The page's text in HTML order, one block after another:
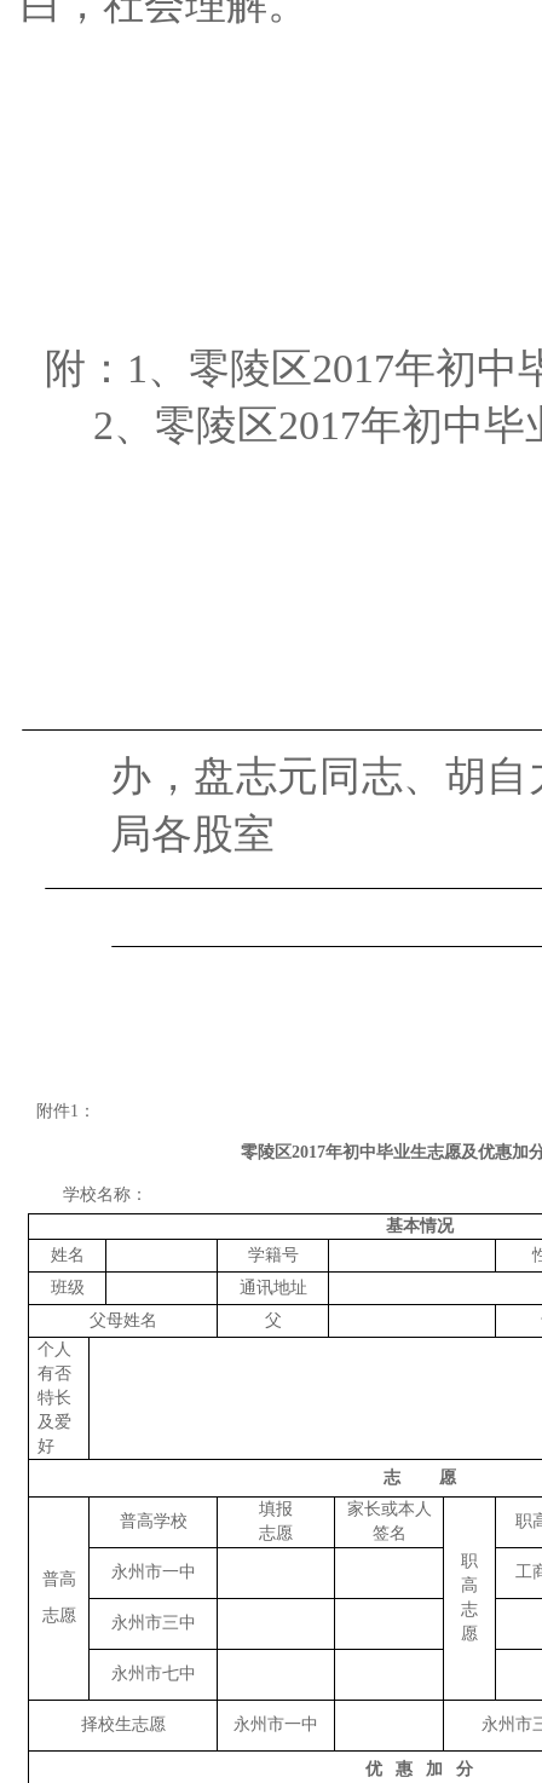
附： 1 、零陵区2017年初中
2、零陵区2017年初中毕
办，盘志元同志、胡
局各股室
附件1 ：
零陵区2017年初中毕业生志愿及优惠加
学校名称：
基本情况
姓名
学籍号
班级
通讯地址
父母姓名
父
个人
有否
特长
及爱
好
志
愿
普高
志愿
普高学校
填报
志愿
家长或本人
签名
职
高
志
愿
职
永州市一中 工
永州市三中
永州市七中
择校生志愿 永州市一中 永州市
优 惠 加 分